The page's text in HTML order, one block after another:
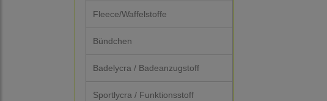
Fleece/Waffelstoffe
Bündchen
Badelycra / Badeanzugstoff
Sportlycra / Funktionsstoff